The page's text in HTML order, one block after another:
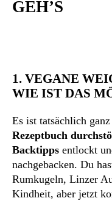
GEH’S
1. VEGANE
WIE IST DAS
Es ist tatsächlich
Rezeptbuch
Backtipps entlockt
nachgebacken. Du
Rumkugeln, Linzer
Kindheit, aber jetzt